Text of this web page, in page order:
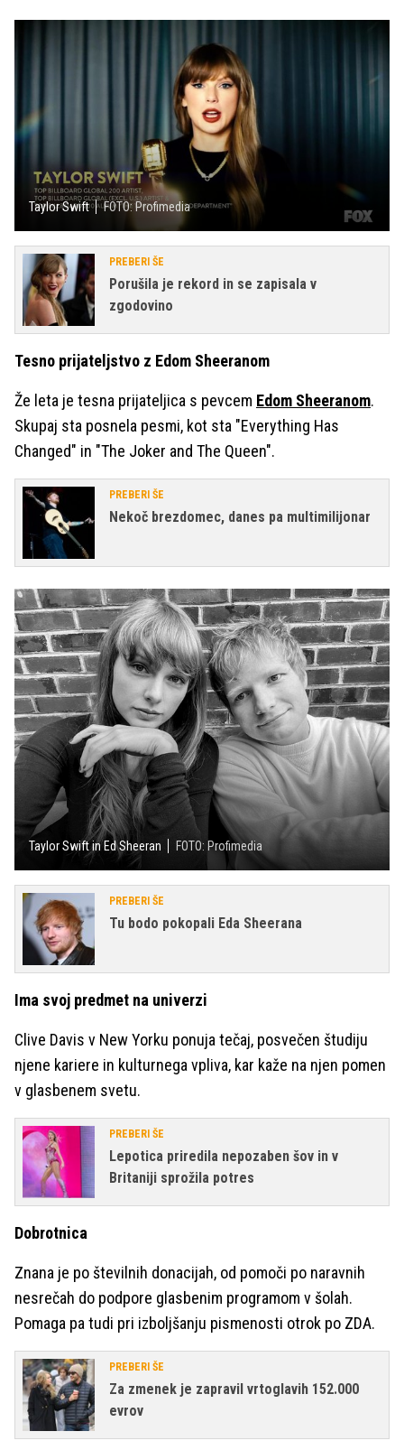
Taylor Swift FOTO: Profimedia
PREBERI ŠE
Porušila je rekord in se zapisala v
zgodovino
Tesno prijateljstvo z Edom Sheeranom
Že leta je tesna prijateljica s pevcem Edom Sheeranom.
Skupaj sta posnela pesmi, kot sta "Everything Has
Changed" in "The Joker and The Queen".
PREBERI ŠE
Nekoč brezdomec, danes pa multimilijonar
Taylor Swift in Ed Sheeran FOTO: Profimedia
PREBERI ŠE
Tu bodo pokopali Eda Sheerana
Ima svoj predmet na univerzi
Clive Davis v New Yorku ponuja tečaj, posvečen študiju
njene kariere in kulturnega vpliva, kar kaže na njen pomen
v glasbenem svetu.
PREBERI ŠE
Lepotica priredila nepozaben šov in v
Britaniji sprožila potres
Dobrotnica
Znana je po številnih donacijah, od pomoči po naravnih
nesrečah do podpore glasbenim programom v šolah.
Pomaga pa tudi pri izboljšanju pismenosti otrok po ZDA.
PREBERI ŠE
Za zmenek je zapravil vrtoglavih 152.000
evrov